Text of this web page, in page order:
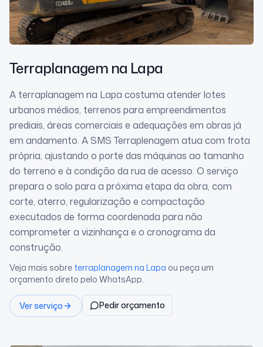
Terraplanagem na Lapa
A terraplanagem na Lapa costuma atender lotes
urbanos médios, terrenos para empreendimentos
prediais, áreas comerciais e adequações em obras já
em andamento. A SMS Terraplenagem atua com frota
própria, ajustando o porte das máquinas ao tamanho
do terreno e à condição da rua de acesso. O serviço
prepara o solo para a próxima etapa da obra, com
corte, aterro, regularização e compactação
executados de forma coordenada para não
comprometer a vizinhança e o cronograma da
construção.
Veja mais sobre terraplanagem na Lapa ou peça um
orçamento direto pelo WhatsApp.
Ver serviço Pedir orçamento